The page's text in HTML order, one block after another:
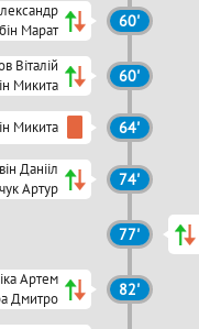
Марат
60'
Віталій
Микита
60'
Микита 64'
Данііл
Артур
74'
77'
Артем
Дмитро
82'